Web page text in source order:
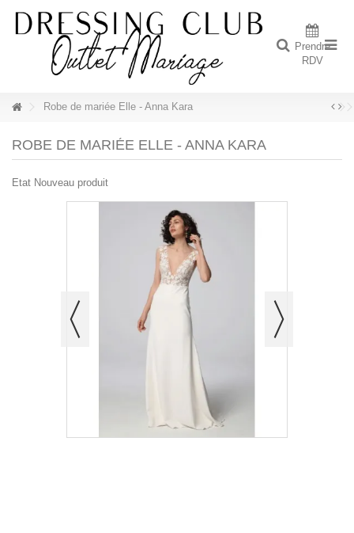
Prendre
RDV
Robe de mariée Elle - Anna Kara
ROBE DE MARIÉE ELLE - ANNA KARA
Etat Nouveau produit